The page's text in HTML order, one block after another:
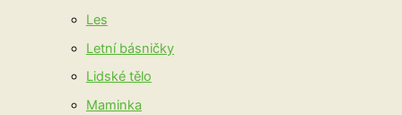
Les
Letní básničky
Lidské tělo
Maminka